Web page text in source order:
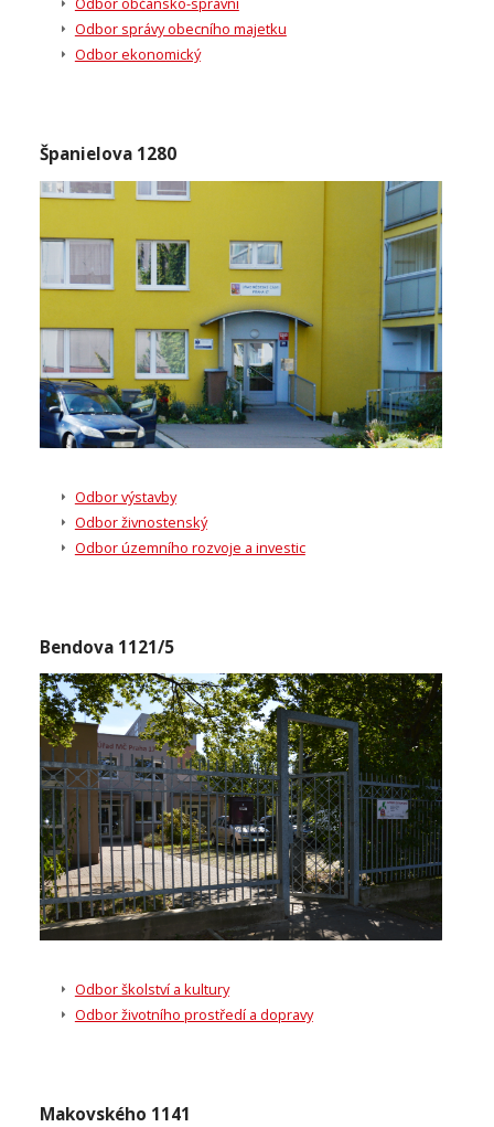
Odbor správy obecního majetku
Odbor ekonomický
Španielova 1280
Odbor výstavby
Odbor živnostenský
Odbor územního rozvoje a investic
Bendova 1121/5
Odbor školství a kultury
Odbor životního prostředí a dopravy
Makovského 1141